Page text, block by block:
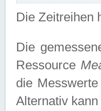
Die Zeitreihen
Die
Ressource
die
Alternativ